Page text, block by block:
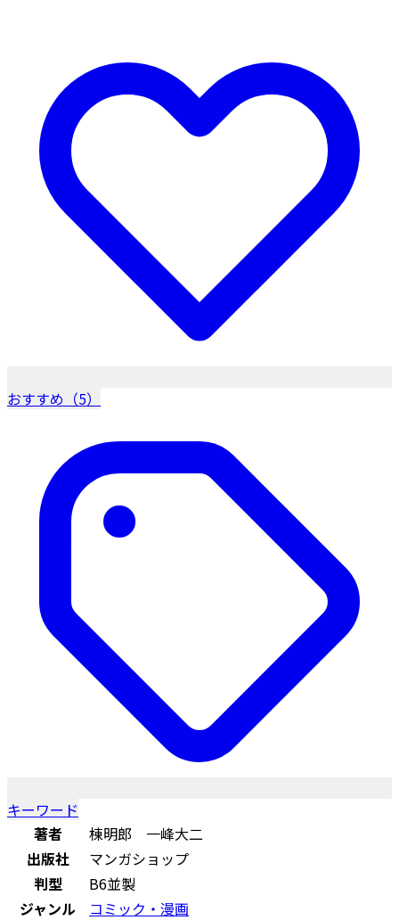
おすすめ（5）
キーワード
著者
棟明郎 一峰大二
出版社
マンガショップ
判型
B6並製
ジャンル
コミック・漫画